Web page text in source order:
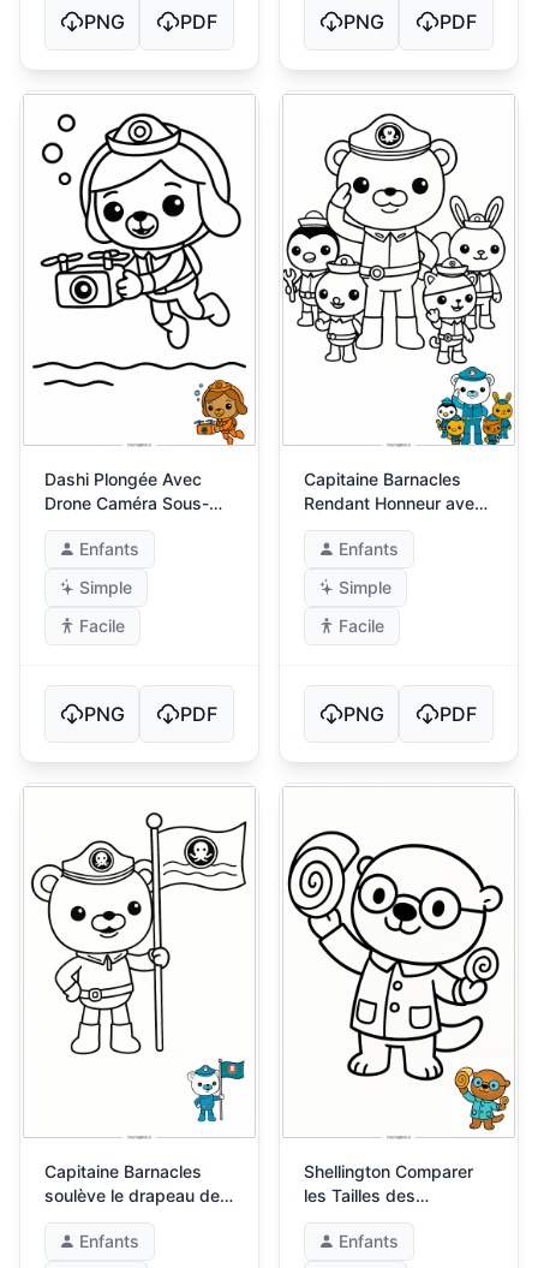
PNG PDF PNG PDF
Dashi Plongée Avec
Drone Caméra Sous-
Marine
Enfants
Simple
Facile
PNG PDF
Capitaine Barnacles
Rendant Honneur avec
l'Équipe
Enfants
Simple
Facile
PNG PDF
Capitaine Barnacles
soulève le drapeau des
Octonautes
Enfants
Shellington Comparer
les Tailles des
Coquillages
Enfants